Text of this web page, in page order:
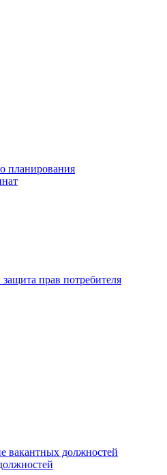
планирования
прав потребителя
вакантных должностей